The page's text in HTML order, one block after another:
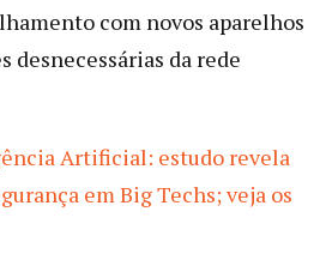
com novos aparelhos
desnecessárias da rede
Artificial: estudo revela
em Big Techs; veja os